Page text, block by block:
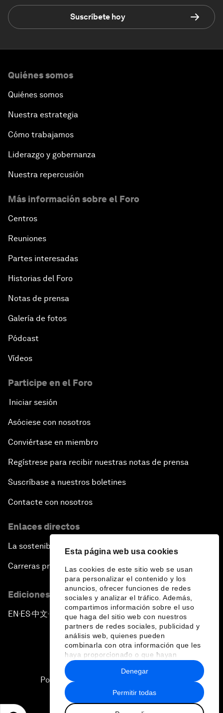
Esta página web usa cookies
Las cookies de este sitio web se usan
para personalizar el contenido y los
anuncios, ofrecer funciones de redes
sociales y analizar el tráfico. Además,
compartimos información sobre el uso
que haga del sitio web con nuestros
partners de redes sociales, publicidad y
análisis web, quienes pueden
combinarla con otra información que les
haya proporcionado o que hayan
recopilado a partir del uso que haya
hecho de sus servicios.
Permitir todas
Denegar
Suscríbete hoy
Quiénes somos
Quiénes somos
Nuestra estrategia
Cómo trabajamos
Liderazgo y gobernanza
Nuestra repercusión
Más información sobre el Foro
Centros
Reuniones
Partes interesadas
Historias del Foro
Notas de prensa
Galería de fotos
Pódcast
Vídeos
Participe en el Foro
Iniciar sesión
Asóciese con nosotros
Conviértase en miembro
Regístrese para recibir nuestras notas de prensa
Suscríbase a nuestros boletines
Contacte con nosotros
Enlaces directos
La sostenibilidad en el Foro
Carreras profesionales
Ediciones en otros idiomas
EN ▪ES▪中文▪ 日本語
Política de privacidad y normas de uso
Sitemap